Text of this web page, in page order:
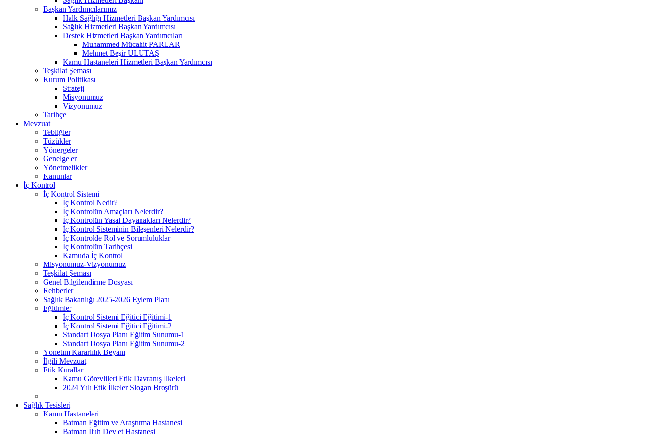
Başkan Yardımcılarımız
Halk Sağlığı Hizmetleri Başkan Yardımcısı
Sağlık Hizmetleri Başkan Yardımcısı
Destek Hizmetleri Başkan Yardımcıları
Muhammed Mücahit PARLAR
Mehmet Beşir ULUTAŞ
Kamu Hastaneleri Hizmetleri Başkan Yardımcısı
Teşkilat Şeması
Kurum Politikası
Strateji
Misyonumuz
Vizyonumuz
Tarihçe
Mevzuat
Tebliğler
Tüzükler
Yönergeler
Genelgeler
Yönetmelikler
Kanunlar
İç Kontrol
İç Kontrol Sistemi
İç Kontrol Nedir?
İç Kontrolün Amaçları Nelerdir?
İç Kontrolün Yasal Dayanakları Nelerdir?
İç Kontrol Sisteminin Bileşenleri Nelerdir?
İç Kontrolde Rol ve Sorumluluklar
İç Kontrolün Tarihçesi
Kamuda İç Kontrol
Misyonumuz-Vizyonumuz
Teşkilat Şeması
Genel Bilgilendirme Dosyası
Rehberler
Sağlık Bakanlığı 2025-2026 Eylem Planı
Eğitimler
İç Kontrol Sistemi Eğitici Eğitimi-1
İç Kontrol Sistemi Eğitici Eğitimi-2
Standart Dosya Planı Eğitim Sunumu-1
Standart Dosya Planı Eğitim Sunumu-2
Yönetim Kararlılık Beyanı
İlgili Mevzuat
Etik Kurallar
Kamu Görevlileri Etik Davranış İlkeleri
2024 Yılı Etik İlkeler Slogan Broşürü
Sağlık Tesisleri
Kamu Hastaneleri
Batman Eğitim ve Araştırma Hastanesi
Batman İluh Devlet Hastanesi